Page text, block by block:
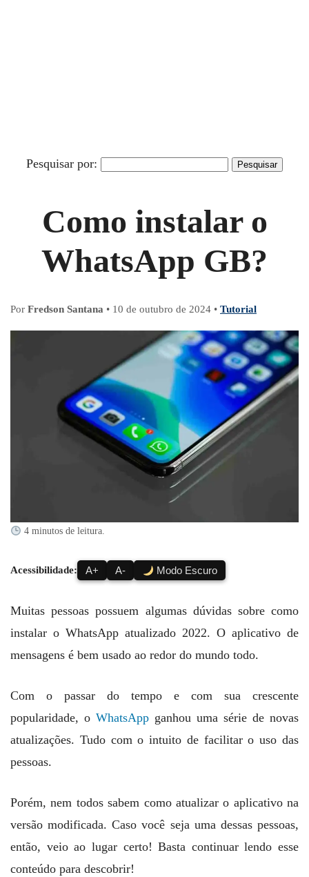
Pesquisar por:
Como instalar o
WhatsApp GB?
Por Fredson Santana • 10 de outubro de 2024 • Tutorial
4 minutos de leitura.
Acessibilidade: A+ A- Modo Escuro
Muitas pessoas possuem algumas dúvidas sobre como
instalar o WhatsApp atualizado 2022. O aplicativo de
mensagens é bem usado ao redor do mundo todo.
Com o passar do tempo e com sua crescente
popularidade, o WhatsApp ganhou uma série de novas
atualizações. Tudo com o intuito de facilitar o uso das
pessoas.
Porém, nem todos sabem como atualizar o aplicativo na
versão modificada. Caso você seja uma dessas pessoas,
então, veio ao lugar certo! Basta continuar lendo esse
conteúdo para descobrir!